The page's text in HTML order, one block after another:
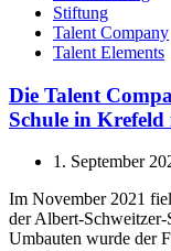
Stiftung
Talent Company
Talent Elements
Die Talent
Schule in Krefeld
1. September
Im November 2021
der Albert-
Umbauten wurde der